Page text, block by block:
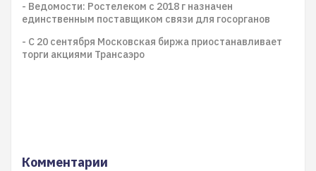
- Ведомости: Ростелеком с 2018 г назначен
единственным поставщиком связи для госорганов
- С 20 сентября Московская биржа приостанавливает
торги акциями Трансаэро
Комментарии